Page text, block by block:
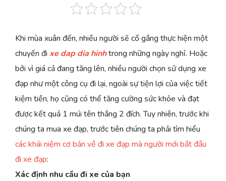
Khi mùa xuân đến, nhiều người sẽ cố gắng thực hiện một
chuyến đi xe dap dia hinhtrong những ngày nghỉ. Hoặc
bởi vì giá cả đang tăng lên, nhiều người chọn sử dụng xe
đạp như một công cụ đi lại, ngoài sự tiện lợi của việc tiết
kiệm tiền, họ cũng có thể tăng cường sức khỏe và đạt
được kết quả 1 múi tên thắng 2 đích. Tuy nhiên, trước khi
chúng ta mua xe đạp, trước tiên chúng ta phải tìm hiểu
các khái niệm cơ bản về đi xe đạp mà người mới bắt đầu
đi xe đạp:
Xác định nhu cầu đi xe của bạn